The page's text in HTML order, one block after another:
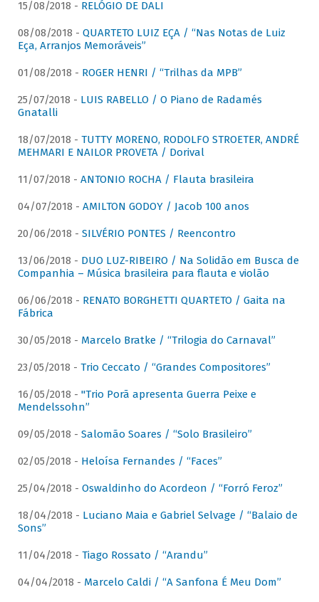
15/08/2018 - RELÓGIO DE DALI
08/08/2018 - QUARTETO LUIZ EÇA / “Nas Notas de Luiz
Eça, Arranjos Memoráveis”
01/08/2018 - ROGER HENRI / “Trilhas da MPB”
25/07/2018 - LUIS RABELLO / O Piano de Radamés
Gnatalli
18/07/2018 - TUTTY MORENO, RODOLFO STROETER, ANDRÉ
MEHMARI E NAILOR PROVETA / Dorival
11/07/2018 - ANTONIO ROCHA / Flauta brasileira
04/07/2018 - AMILTON GODOY / Jacob 100 anos
20/06/2018 - SILVÉRIO PONTES / Reencontro
13/06/2018 - DUO LUZ-RIBEIRO / Na Solidão em Busca de
Companhia – Música brasileira para flauta e violão
06/06/2018 - RENATO BORGHETTI QUARTETO / Gaita na
Fábrica
30/05/2018 - Marcelo Bratke / “Trilogia do Carnaval”
23/05/2018 - Trio Ceccato / “Grandes Compositores”
16/05/2018 - "Trio Porã apresenta Guerra Peixe e
Mendelssohn”
09/05/2018 - Salomão Soares / “Solo Brasileiro”
02/05/2018 - Heloísa Fernandes / “Faces”
25/04/2018 - Oswaldinho do Acordeon / “Forró Feroz”
18/04/2018 - Luciano Maia e Gabriel Selvage / “Balaio de
Sons”
11/04/2018 - Tiago Rossato / “Arandu”
04/04/2018 - Marcelo Caldi / “A Sanfona É Meu Dom”